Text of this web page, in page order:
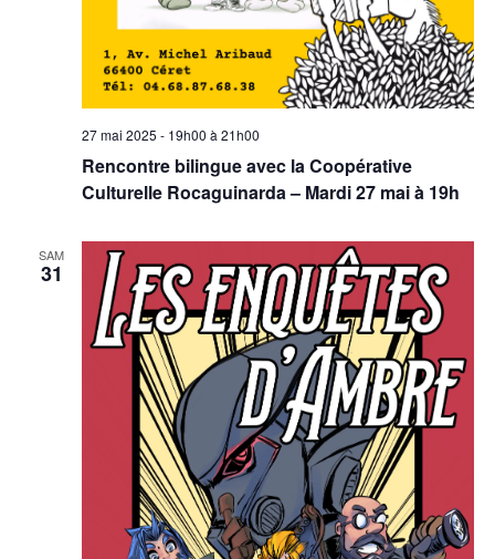
Rencontre bilingue avec la Coopérative
Culturelle Rocaguinarda – Mardi 27 mai à 19h
27 mai 2025 - 19h00 à 21h00
SAM
31